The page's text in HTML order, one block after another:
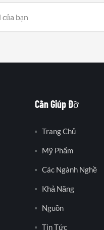
Cần Giúp Đỡ
Trang Chủ
Mỹ Phẩm
Các Ngành Nghề
Khả Năng
Nguồn
Tin Tức